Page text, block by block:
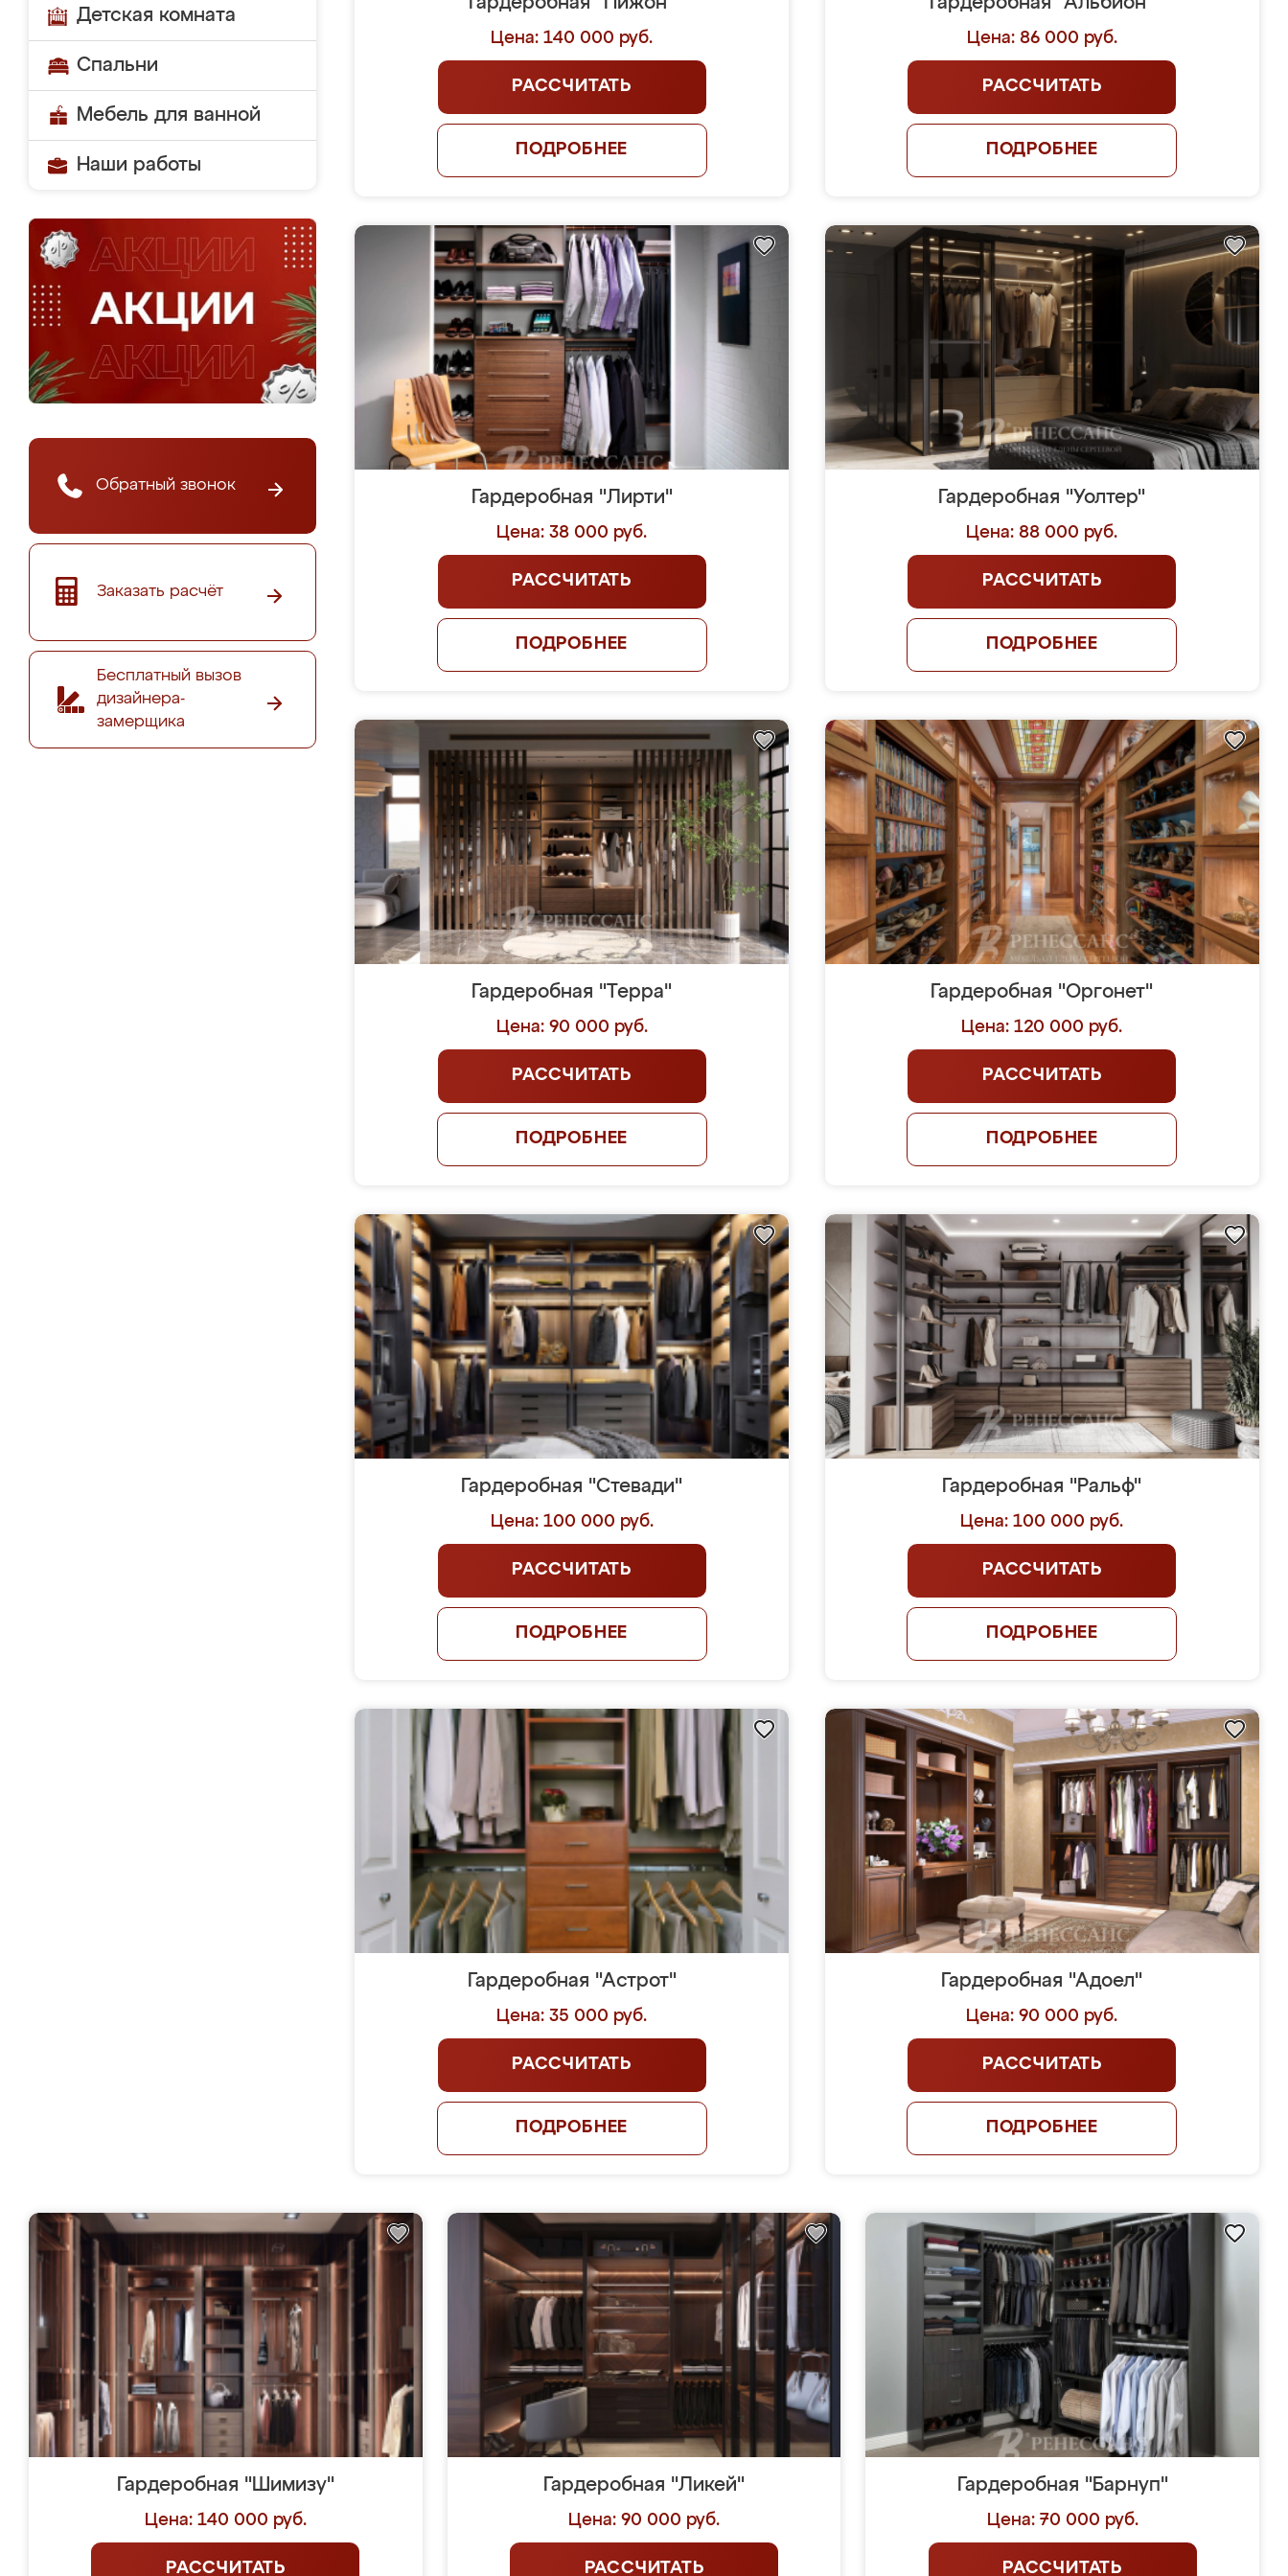
Детская комната
Спальни
Мебель для ванной
Наши работы
Обратный звонок
Заказать расчёт
Бесплатный вызов
дизайнера-
замерщика
Цена: 140 000 руб.
РАССЧИТАТЬ
ПОДРОБНЕЕ
Цена: 86 000 руб.
РАССЧИТАТЬ
ПОДРОБНЕЕ
Гардеробная "Лирти"
Цена: 38 000 руб.
РАССЧИТАТЬ
ПОДРОБНЕЕ
Гардеробная "Уолтер"
Цена: 88 000 руб.
РАССЧИТАТЬ
ПОДРОБНЕЕ
Гардеробная "Терра"
Цена: 90 000 руб.
РАССЧИТАТЬ
ПОДРОБНЕЕ
Гардеробная "Оргонет"
Цена: 120 000 руб.
РАССЧИТАТЬ
ПОДРОБНЕЕ
Гардеробная "Стевади"
Цена: 100 000 руб.
РАССЧИТАТЬ
ПОДРОБНЕЕ
Гардеробная "Ральф"
Цена: 100 000 руб.
РАССЧИТАТЬ
ПОДРОБНЕЕ
Гардеробная "Астрот"
Цена: 35 000 руб.
РАССЧИТАТЬ
ПОДРОБНЕЕ
Гардеробная "Адоел"
Цена: 90 000 руб.
РАССЧИТАТЬ
ПОДРОБНЕЕ
Гардеробная "Шимизу"
Цена: 140 000 руб.
РАССЧИТАТЬ
Гардеробная "Ликей"
Цена: 90 000 руб.
РАССЧИТАТЬ
Гардеробная "Барнуп"
Цена: 70 000 руб.
РАССЧИТАТЬ